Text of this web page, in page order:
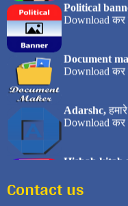
Contact us